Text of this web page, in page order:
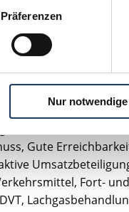
Präferenzen
Nur
in eigene
🌟
oder Teilzeit ab
Gute
Fort-